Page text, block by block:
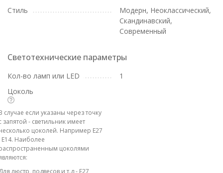
Стиль
Модерн, Неоклассический,
Скандинавский,
Современный
Светотехнические параметры
Кол-во ламп или LED
1
Цоколь
случае если указаны через точку
запятой - светильник имеет
цоколей. Например E27
E14. Наиболее
цоколями
люстр, подвесов и т.д - E27